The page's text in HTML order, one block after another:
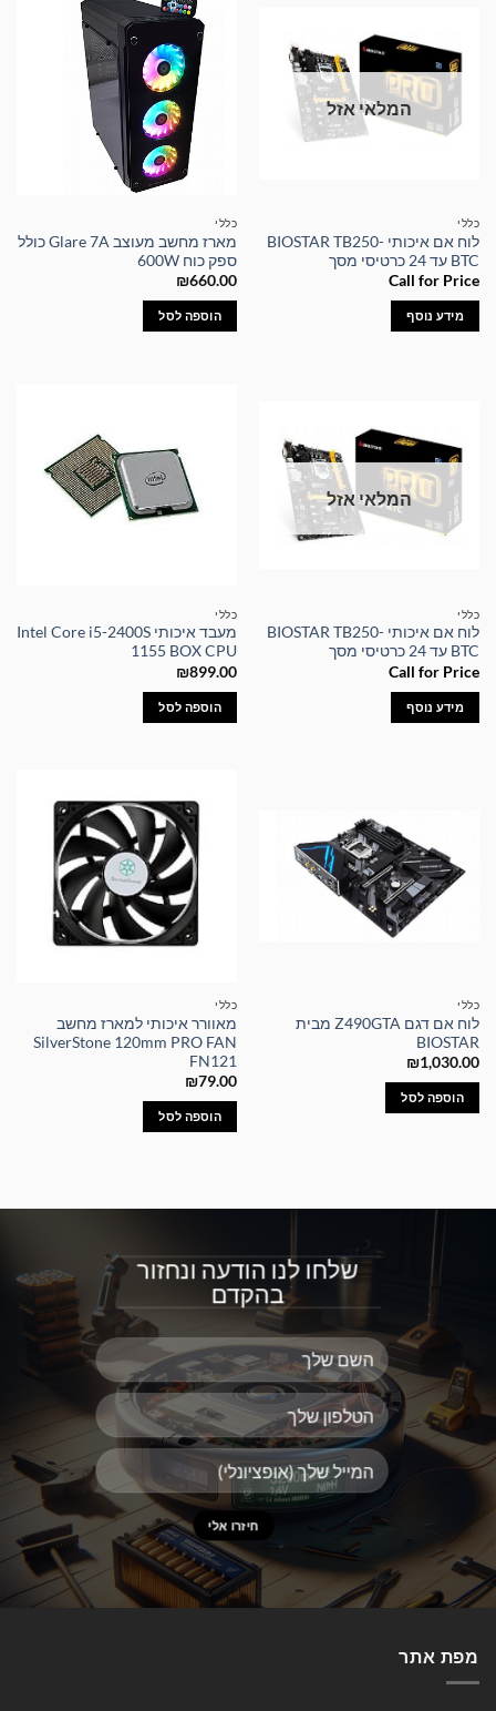
המלאי אזל
כללי
לוח אם איכותי BIOSTAR TB250-
BTC עד 24 כרטיסי מסך
Call for Price
מידע נוסף
כללי
מארז מחשב מעוצב Glare 7A כולל
ספק כוח 600W
₪660.00
הוספה לסל
המלאי אזל
כללי
לוח אם איכותי BIOSTAR TB250-
BTC עד 24 כרטיסי מסך
Call for Price
מידע נוסף
כללי
מעבד איכותי Intel Core i5-2400S
1155 BOX CPU
₪899.00
הוספה לסל
כללי
לוח אם דגם Z490GTA מבית
BIOSTAR
₪1,030.00
הוספה לסל
כללי
מאוורר איכותי למארז מחשב
SilverStone 120mm PRO FAN
FN121
₪79.00
הוספה לסל
שלחו לנו הודעה ונחזור
בהקדם
מפת אתר